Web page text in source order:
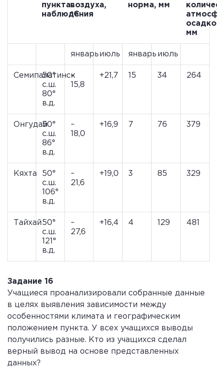
пункта
наблюдения
воздуха,
°С
норма, мм
мм
январь июль январь июль
Семипалатинск
50°
с.ш.
80°
в.д.
–
15,8
+21,7 15 34 264
Онгудай50°
с.ш.
86°
в.д.
–
18,0
+16,9 7 76 379
Кяхта
50°
с.ш.
106°
в.д.
–
21,6
+19,0 3 85 329
Тайхай 50°
с.ш.
121°
в.д.
–
27,6
+16,4 4 129 481
Задание 16
Учащиеся проанализировали собранные данные
в целях выявления зависимости между
особенностями климата и географическим
положением пункта. У всех учащихся выводы
получились разные. Кто из учащихся сделал
верный вывод на основе представленных
данных?